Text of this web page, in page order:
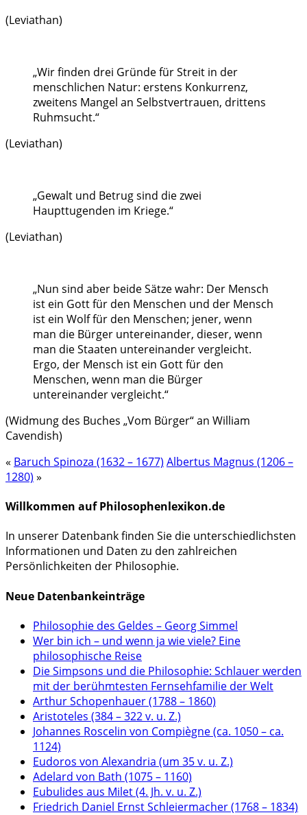
(Leviathan)
„Wir finden drei Gründe für Streit in der
menschlichen Natur: erstens Konkurrenz,
zweitens Mangel an Selbstvertrauen, drittens
Ruhmsucht.“
(Leviathan)
„Gewalt und Betrug sind die zwei
Haupttugenden im Kriege.“
(Leviathan)
„Nun sind aber beide Sätze wahr: Der Mensch
ist ein Gott für den Menschen und der Mensch
ist ein Wolf für den Menschen; jener, wenn
man die Bürger untereinander, dieser, wenn
man die Staaten untereinander vergleicht.
Ergo, der Mensch ist ein Gott für den
Menschen, wenn man die Bürger
untereinander vergleicht.“
(Widmung des Buches „Vom Bürger“ an William
Cavendish)
« Baruch Spinoza (1632 – 1677) Albertus Magnus (1206 –
1280) »
Willkommen auf Philosophenlexikon.de
In unserer Datenbank finden Sie die unterschiedlichsten
Informationen und Daten zu den zahlreichen
Persönlichkeiten der Philosophie.
Neue Datenbankeinträge
Philosophie des Geldes – Georg Simmel
Wer bin ich – und wenn ja wie viele? Eine
philosophische Reise
Die Simpsons und die Philosophie: Schlauer werden
mit der berühmtesten Fernsehfamilie der Welt
Arthur Schopenhauer (1788 – 1860)
Aristoteles (384 – 322 v. u. Z.)
Johannes Roscelin von Compiègne (ca. 1050 – ca.
1124)
Eudoros von Alexandria (um 35 v. u. Z.)
Adelard von Bath (1075 – 1160)
Eubulides aus Milet (4. Jh. v. u. Z.)
Friedrich Daniel Ernst Schleiermacher (1768 – 1834)